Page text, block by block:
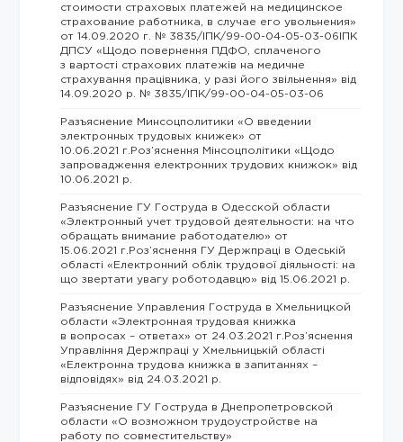
стоимости страховых платежей на медицинское
страхование работника, в случае его увольнения»
от 14.09.2020 г. № 3835/ІПК/99-00-04-05-03-06ІПК
ДПСУ «Щодо повернення ПДФО, сплаченого
з вартості страхових платежів на медичне
страхування працівника, у разі його звільнення» від
14.09.2020 р. № 3835/ІПК/99-00-04-05-03-06
Разъяснение Минсоцполитики «О введении
электронных трудовых книжек» от
10.06.2021 г.Роз’яснення Мінсоцполітики «Щодо
запровадження електронних трудових книжок» від
10.06.2021 р.
Разъяснение ГУ Гоструда в Одесской области
«Электронный учет трудовой деятельности: на что
обращать внимание работодателю» от
15.06.2021 г.Роз’яснення ГУ Держпраці в Одеськiй
областi «Електронний облік трудової діяльності: на
що звертати увагу роботодавцю» від 15.06.2021 р.
Разъяснение Управления Гоструда в Хмельницкой
области «Электронная трудовая книжка
в вопросах – ответах» от 24.03.2021 г.Роз’яснення
Управління Держпраці у Хмельницькій області
«Електронна трудова книжка в запитаннях –
відповідях» від 24.03.2021 р.
Разъяснение ГУ Гоструда в Днепропетровской
области «О возможном трудоустройстве на
работу по совместительству»